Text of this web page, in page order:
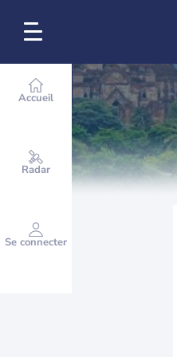
Accueil
Radar
Se connecter